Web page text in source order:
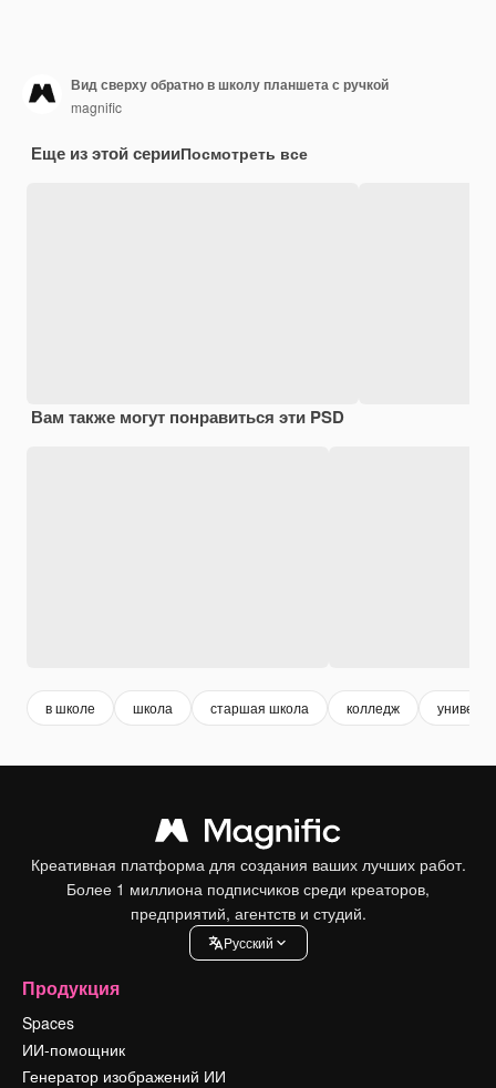
Вид сверху обратно в школу планшета с ручкой
magnific
Еще из этой серииПосмотреть все
Вам также могут понравиться эти PSD
в школе школа старшая школа колледж
Креативная платформа для создания ваших лучших работ.
Более 1 миллиона подписчиков среди креаторов,
предприятий, агентств и студий.
Pусский
Продукция
Spaces
ИИ-помощник
Генератор изображений ИИ